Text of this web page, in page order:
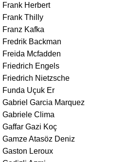
Frank Herbert
Frank Thilly
Franz Kafka
Fredrik Backman
Freida Mcfadden
Friedrich Engels
Friedrich Nietzsche
Funda Uçuk Er
Gabriel Garcia Marquez
Gabriele Clima
Gaffar Gazi Koç
Gamze Atasöz Deniz
Gaston Leroux